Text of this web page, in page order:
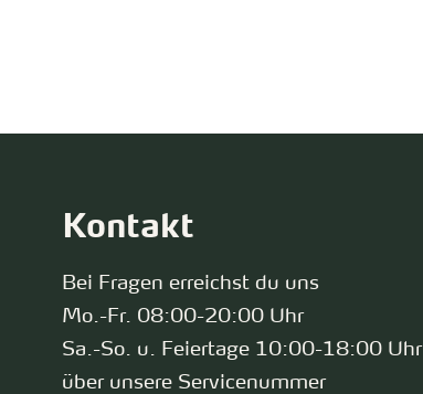
Kontakt
Bei Fragen erreichst du uns
Mo.-Fr. 08:00-20:00 Uhr
Sa.-So. u. Feiertage 10:00-18:00 Uhr
über unsere Servicenummer